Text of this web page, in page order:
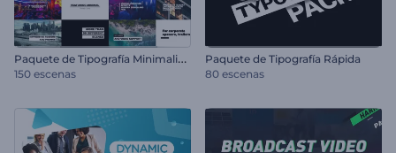
P
aquete de Tipografía Minimalista
150 escenas
Paquete de Tipografía Rápida
80 escenas